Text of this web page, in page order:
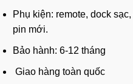
Phụ kiện: remote, dock
pin mới.
Bảo hành: 6-12 tháng
Giao hàng toàn quốc